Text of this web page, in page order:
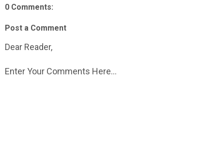
0 Comments:
Post a Comment
Dear Reader,
Enter Your Comments Here...